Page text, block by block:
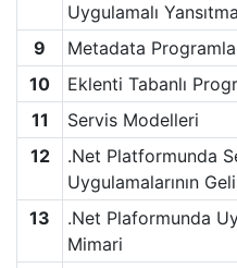
Uygulamalı
9 Metadata
10
Eklenti Tabanlı
11
Servis Modelleri
12
.Net Platformunda
Uygulamalarının
13
.Net Plaformunda
Mimari